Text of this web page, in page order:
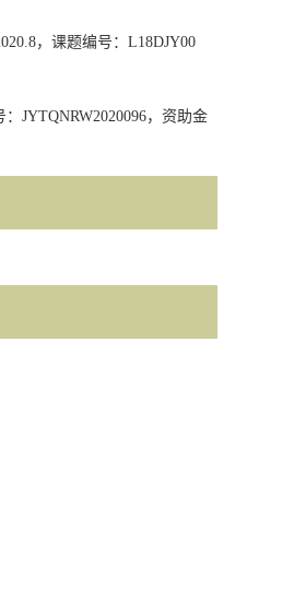
，课题编号： L18DJY00
JYTQNRW2020096，资助金